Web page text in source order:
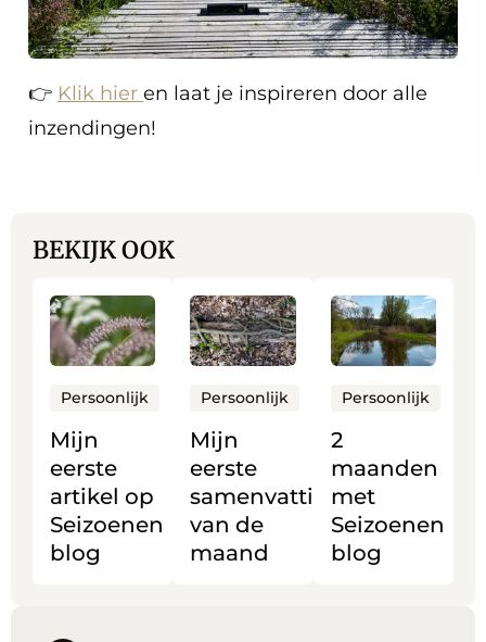
👉 Klik hier en laat je inspireren door alle
inzendingen!
BEKIJK OOK
Mijn
eerste
artikel op
Seizoenen
blog
Persoonlijk
Lees
meer
over
Mijn
eerste
artikel
Seizoenen
blog
Mijn
eerste
samenvatting
van de
maand
Persoonlijk
Lees
meer
over
Mijn
eerste
samenvatting
maand
2
maanden
met
Seizoenen
blog
Persoonlijk
Lees
meer
over
maanden
met
Seizoenen
blog